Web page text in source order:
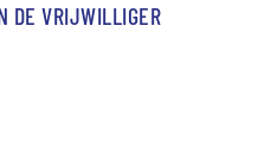
DE VRIJWILLIGER